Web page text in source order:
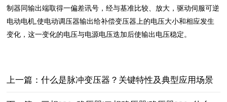
制器同输出端取得一偏差讯号，经与基准比较、放大，驱动伺服可逆
电动电机,使电动调压器输出给补偿变压器上的电压大小和相应发生
变化，这一变化的电压与电源电压迭加后使输出电压稳定。
上一篇：什么是脉冲变压器？关键特性‌及典型应用场景‌